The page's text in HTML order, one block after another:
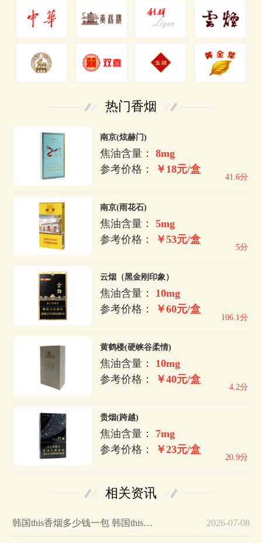
热门香烟
南京(炫赫门)
焦油含量：8mg
参考价格：
￥18元/盒
41.6分
南京(雨花石)
焦油含量：5mg
参考价格：
￥53元/盒
5分
云烟（黑金刚印象）
焦油含量： 10mg
参考价格：
￥60元/盒
106.1分
黄鹤楼(硬峡谷柔情)
焦油含量： 10mg
参考价格：
￥40元/盒
4.2分
贵烟(跨越)
焦油含量： 7mg
参考价格：
￥23元/盒
20.9分
相关资讯
韩国this香烟多少钱一包 韩国this香烟价格表一览… 2026-07-08